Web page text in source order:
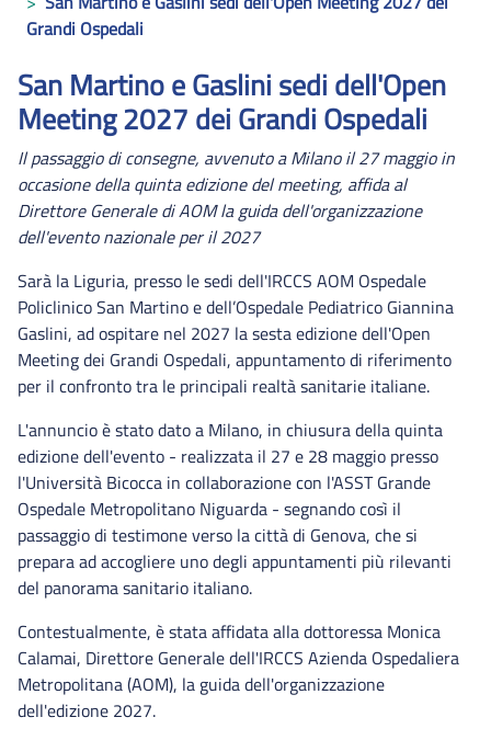
Grandi Ospedali
San Martino e Gaslini sedi dell'Open
Meeting 2027 dei Grandi Ospedali
Il passaggio di consegne, avvenuto a Milano il 27 maggio in
occasione della quinta edizione del meeting, affida al
Direttore Generale di AOM la guida dell'organizzazione
dell'evento nazionale per il 2027
Sarà la Liguria, presso le sedi dell'IRCCS AOM Ospedale
Policlinico San Martino e dell’Ospedale Pediatrico Giannina
Gaslini, ad ospitare nel 2027 la sesta edizione dell'Open
Meeting dei Grandi Ospedali, appuntamento di riferimento
per il confronto tra le principali realtà sanitarie italiane.
L'annuncio è stato dato a Milano, in chiusura della quinta
edizione dell'evento - realizzata il 27 e 28 maggio presso
l'Università Bicocca in collaborazione con l'ASST Grande
Ospedale Metropolitano Niguarda - segnando così il
passaggio di testimone verso la città di Genova, che si
prepara ad accogliere uno degli appuntamenti più rilevanti
del panorama sanitario italiano.
Contestualmente, è stata affidata alla dottoressa Monica
Calamai, Direttore Generale dell'IRCCS Azienda Ospedaliera
Metropolitana (AOM), la guida dell'organizzazione
dell'edizione 2027.